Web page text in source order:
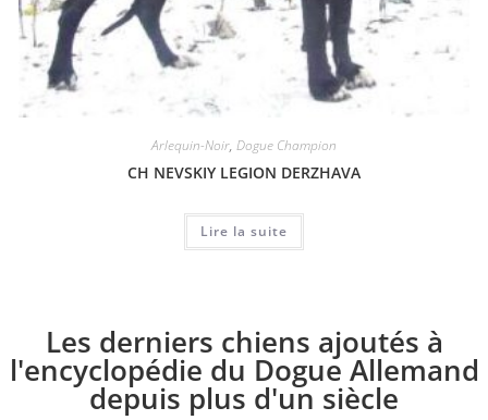
Arlequin-Noir, Dogue Champion
CH NEVSKIY LEGION DERZHAVA
Lire la suite
Les derniers chiens ajoutés à
l'encyclopédie du Dogue Allemand
depuis plus d'un siècle